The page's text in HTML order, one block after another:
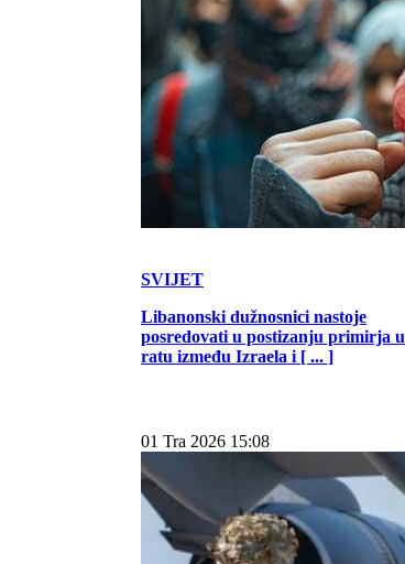
SVIJET
Libanonski dužnosnici nastoje
posredovati u postizanju primirja u
ratu između Izraela i [ ... ]
01 Tra 2026 15:08